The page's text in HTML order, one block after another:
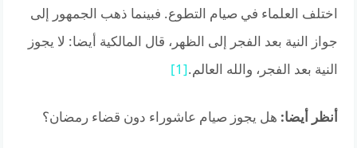
اختلف العلماء في صيام التطوع. فبينما ذهب الجمهور إلى
جواز النية بعد الفجر إلى الظهر، قال المالكية أيضا: لا يجوز
النية بعد الفجر، والله العالم.[1]
أنظر أيضا: هل يجوز صيام عاشوراء دون قضاء رمضان؟